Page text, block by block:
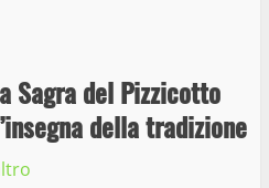
Sagra del Pizzicotto
della tradizione
pubblico locale, trasferimento
al terminal Riello dal 15 al 17
2023